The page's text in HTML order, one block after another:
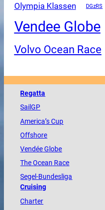
Olympia Klassen DGzRS
Vendee Globe
Volvo Ocean Race
Regatta
SailGP
America’s Cup
Offshore
VendéeGlobe
TheOcean Race
Segel-Bundesliga
Cruising
Charter